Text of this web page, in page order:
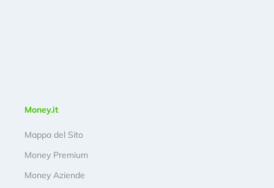
Money.it
Mappa del Sito
Money Premium
Money Aziende